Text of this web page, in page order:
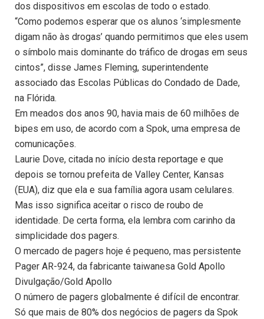
dos dispositivos em escolas de todo o estado.
“Como podemos esperar que os alunos ‘simplesmente
digam não às drogas’ quando permitimos que eles usem
o símbolo mais dominante do tráfico de drogas em seus
cintos”, disse James Fleming, superintendente
associado das Escolas Públicas do Condado de Dade,
na Flórida.
Em meados dos anos 90, havia mais de 60 milhões de
bipes em uso, de acordo com a Spok, uma empresa de
comunicações.
Laurie Dove, citada no início desta reportage e que
depois se tornou prefeita de Valley Center, Kansas
(EUA), diz que ela e sua família agora usam celulares.
Mas isso significa aceitar o risco de roubo de
identidade. De certa forma, ela lembra com carinho da
simplicidade dos pagers.
O mercado de pagers hoje é pequeno, mas persistente
Pager AR-924, da fabricante taiwanesa Gold Apollo
Divulgação/Gold Apollo
O número de pagers globalmente é difícil de encontrar.
Só que mais de 80% dos negócios de pagers da Spok